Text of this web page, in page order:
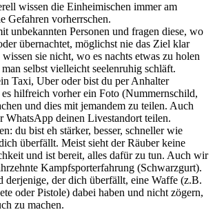
wissen die Einheimischen immer am
Gefahren vorherrschen.
unbekannten Personen und fragen diese, wo
übernachtet, möglichst nie das Ziel klar
sie nicht, wo es nachts etwas zu holen
selbst vielleicht seelenruhig schläft.
Taxi, Uber oder bist du per Anhalter
hilfreich vorher ein Foto (Nummernschild,
und dies mit jemandem zu teilen. Auch
WhatsApp deinen Livestandort teilen.
du bist eh stärker, besser, schneller wie
überfällt. Meist sieht der Räuber keine
und ist bereit, alles dafür zu tun. Auch wir
Kampfsporterfahrung (Schwarzgurt).
derjenige, der dich überfällt, eine Waffe (z.B.
oder Pistole) dabei haben und nicht zögern,
zu machen.